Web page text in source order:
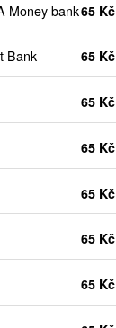
Money bank65 Kč
Bank 65 Kč
65 Kč
65 Kč
65 Kč
65 Kč
65 Kč